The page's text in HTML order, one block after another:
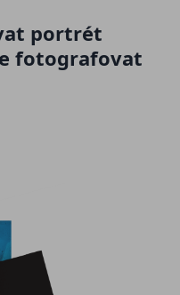
portrét
fotografovat